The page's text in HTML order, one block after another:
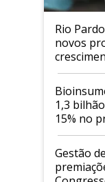
Rio
novos
1,3
15% no
de 2026
Gestão